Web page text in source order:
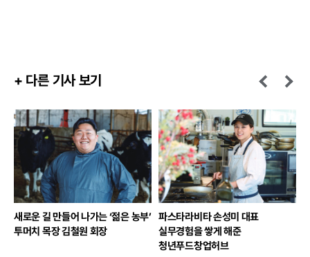
+ 다른 기사 보기
파스타라비타 손성미 대표
실무경험을 쌓게 해준
‘아보하’하는 2025년이 되시길!
<트렌드 코리아> 공저자 한다혜
박사